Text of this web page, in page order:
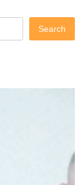
Search